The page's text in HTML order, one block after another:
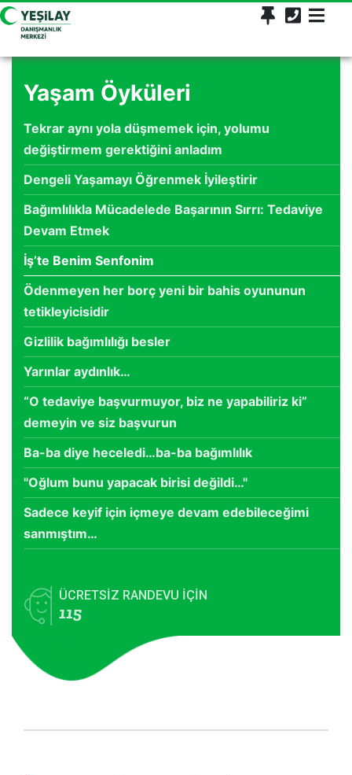
Yaşam Öyküleri
Tekrar aynı yola düşmemek için, yolumu
değiştirmem gerektiğini anladım
Dengeli Yaşamayı Öğrenmek İyileştirir
Bağımlılıkla Mücadelede Başarının Sırrı: Tedaviye
Devam Etmek
İş’te Benim Senfonim
Ödenmeyen her borç yeni bir bahis oyununun
tetikleyicisidir
Gizlilik bağımlılığı besler
Yarınlar aydınlık…
“O tedaviye başvurmuyor, biz ne yapabiliriz ki”
demeyin ve siz başvurun
Ba-ba diye heceledi…ba-ba bağımlılık
"Oğlum bunu yapacak birisi değildi…"
Sadece keyif için içmeye devam edebileceğimi
sanmıştım…
ÜCRETSİZ RANDEVU İÇİN
115